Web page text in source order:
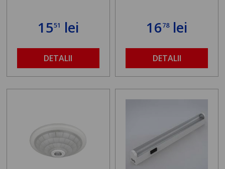
1551 lei
DETALII
1678lei
DETALII